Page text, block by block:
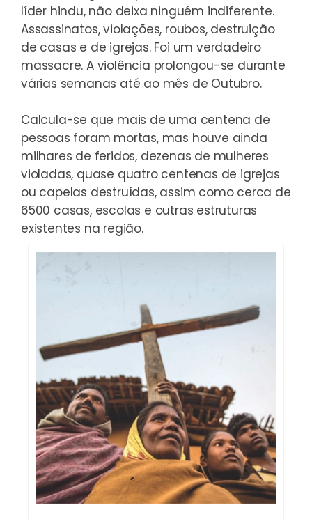
líder hindu, não deixa ninguém indiferente.
Assassinatos, violações, roubos, destruição
de casas e de igrejas. Foi um verdadeiro
massacre. A violência prolongou-se durante
várias semanas até ao mês de Outubro.
Calcula-se que mais de uma centena de
pessoas foram mortas, mas houve ainda
milhares de feridos, dezenas de mulheres
violadas, quase quatro centenas de igrejas
ou capelas destruídas, assim como cerca de
6500 casas, escolas e outras estruturas
existentes na região.